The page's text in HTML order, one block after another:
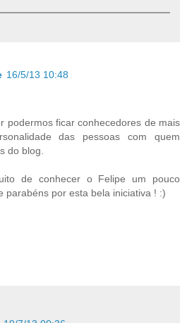
16/5/13 10:48
podermos ficar conhecedores de mais
das pessoas com quem
do blog.
de conhecer o Felipe um pouco
parabéns por esta bela iniciativa ! :)